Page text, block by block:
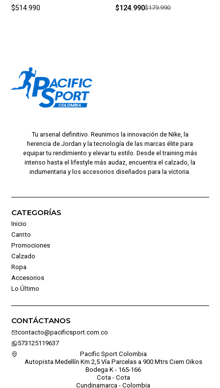
$514.990 $124.990$179.990
Tu arsenal definitivo. Reunimos la innovación de Nike, la
herencia de Jordan y la tecnología de las marcas élite para
equipar tu rendimiento y elevar tu estilo. Desde el training más
intenso hasta el lifestyle más audaz, encuentra el calzado, la
indumentaria y los accesorios diseñados para la victoria.
CATEGORÍAS
Inicio
Carrito
Promociones
Calzado
Ropa
Accesorios
Lo Último
CONTÁCTANOS
contacto@pacificsport.com.co
573125119637
Pacific Sport Colombia
Autopista Medellín Km 2,5 Vía Parcelas a 900 Mtrs Ciem Oikos
Bodega K - 165-166
Cota - Cota
Cundinamarca - Colombia